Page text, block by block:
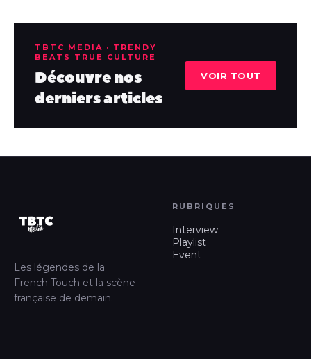
TBTC MEDIA · TRENDY
BEATS TRUE CULTURE
Découvre nos
derniers articles
VOIR TOUT
Les légendes de la
French Touch et la scène
française de demain.
RUBRIQUES
Interview
Playlist
Event